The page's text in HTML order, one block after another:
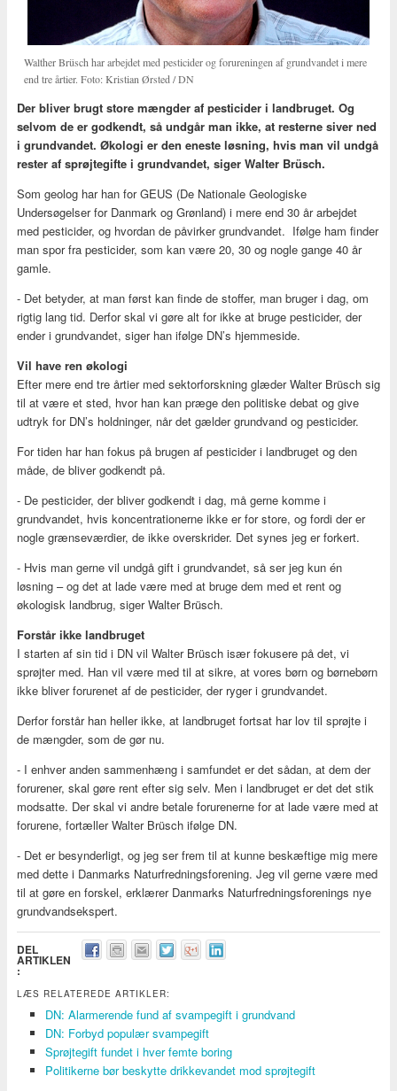
Walther Brüsch har arbejdet med pesticider og forureningen af grundvandet i mere
end tre årtier. Foto: Kristian Ørsted / DN
Der bliver brugt store mængder af pesticider i landbruget. Og
selvom de er godkendt, så undgår man ikke, at resterne siver ned
i grundvandet. Økologi er den eneste løsning, hvis man vil undgå
rester af sprøjtegifte i grundvandet, siger Walter Brüsch.
Som geolog har han for GEUS (De Nationale Geologiske
Undersøgelser for Danmark og Grønland) i mere end 30 år arbejdet
med pesticider, og hvordan de påvirker grundvandet. Ifølge ham finder
man spor fra pesticider, som kan være 20, 30 og nogle gange 40 år
gamle.
- Det betyder, at man først kan finde de stoffer, man bruger i dag, om
rigtig lang tid. Derfor skal vi gøre alt for ikke at bruge pesticider, der
ender i grundvandet, siger han ifølge DN’s hjemmeside.
Vil have ren økologi
Efter mere end tre årtier med sektorforskning glæder Walter Brüsch sig
til at være et sted, hvor han kan præge den politiske debat og give
udtryk for DN’s holdninger, når det gælder grundvand og pesticider.
For tiden har han fokus på brugen af pesticider i landbruget og den
måde, de bliver godkendt på.
- De pesticider, der bliver godkendt i dag, må gerne komme i
grundvandet, hvis koncentrationerne ikke er for store, og fordi der er
nogle grænseværdier, de ikke overskrider. Det synes jeg er forkert.
- Hvis man gerne vil undgå gift i grundvandet, så ser jeg kun én
løsning – og det at lade være med at bruge dem med et rent og
økologisk landbrug, siger Walter Brüsch.
Forstår ikke landbruget
I starten af sin tid i DN vil Walter Brüsch især fokusere på det, vi
sprøjter med. Han vil være med til at sikre, at vores børn og børnebørn
ikke bliver forurenet af de pesticider, der ryger i grundvandet.
Derfor forstår han heller ikke, at landbruget fortsat har lov til sprøjte i
de mængder, som de gør nu.
- I enhver anden sammenhæng i samfundet er det sådan, at dem der
forurener, skal gøre rent efter sig selv. Men i landbruget er det det stik
modsatte. Der skal vi andre betale forurenerne for at lade være med at
forurene, fortæller Walter Brüsch ifølge DN.
- Det er besynderligt, og jeg ser frem til at kunne beskæftige mig mere
med dette i Danmarks Naturfredningsforening. Jeg vil gerne være med
til at gøre en forskel, erklærer Danmarks Naturfredningsforenings nye
grundvandsekspert.
DEL
ARTIKLEN
:
LÆS RELATEREDE ARTIKLER:
DN: Alarmerende fund af svampegift i grundvand
DN: Forbyd populær svampegift
Sprøjtegift fundet i hver femte boring
Politikerne bør beskytte drikkevandet mod sprøjtegift